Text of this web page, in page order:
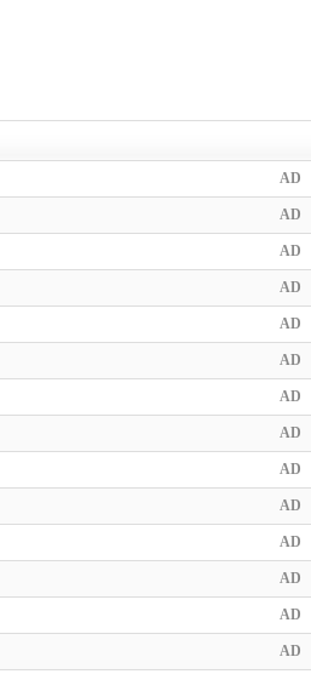
AD
AD
AD
AD
AD
AD
AD
AD
AD
AD
AD
AD
AD
AD